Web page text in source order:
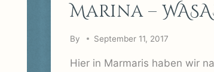
Marina –
By September 11, 2017
Hier in Marmaris haben wir